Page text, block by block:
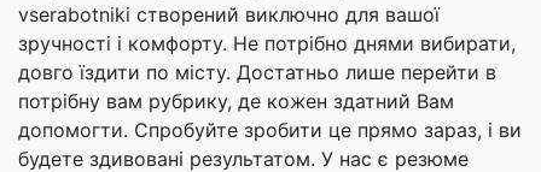
vserabotniki створений виключно для вашої
зручності і комфорту. Не потрібно днями вибирати,
довго їздити по місту. Достатньо лише перейти в
потрібну вам рубрику, де кожен здатний Вам
допомогти. Спробуйте зробити це прямо зараз, і ви
будете здивовані результатом. У нас є резюме